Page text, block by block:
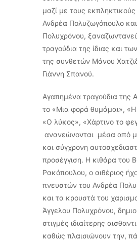
μαζί με τους
Ανδρέα Πολυζωγόπουλο
Πολυχρόνου,
τραγούδια της ίδιας και
της συνθετών Μάνου
Γιάννη Σπανού.
Αγαπημένα τραγούδια της
το «Μια φορά θυμάμαι»,
«Ο λύκος», «Χάρτινο το
ανανεώνονται μέσα από
και σύγχρονη
προσέγγιση. Η κιθάρα του
Ρακόπουλου, ο αιθέριος
πνευστών του Ανδρέα
και τα κρουστά του
Άγγελου Πολυχρόνου,
στιγμές ιδιαίτερης
καθώς πλαισιώνουν την,